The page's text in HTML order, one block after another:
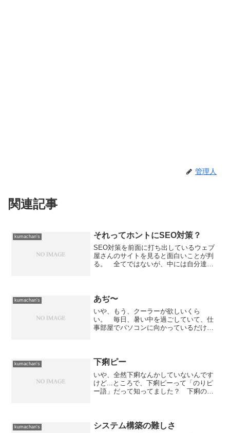
管理人
関連記事
kumachan's それってホントにSEO対策？
SEO対策を前面に打ち出しているウェブ
屋さんのサイトを見ると面白いことが判
る。 全てではないが、中には自分達の
さんのサイトで「ああああ社...
kumachan's あぢ〜
いや、もう、クーラーが欲しいくら
い。 毎日、暑い中を過ごしていて、仕
事部屋でパソコンに向かっているだけな
な毎日を送っています。寝...
kumachan's 下痢ピー
いや、全然下痢なんかしていないんです
けど...ところで、下痢ピーって「のりピ
ー語」だって知ってました？ 下痢の時
「下痢のことは下痢ピー...
kumachan's システム構築の難しさ